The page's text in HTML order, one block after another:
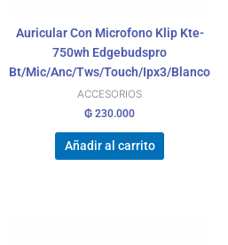
Auricular Con Microfono Klip Kte-
750wh Edgebudspro
Bt/Mic/Anc/Tws/Touch/Ipx3/Blanco
ACCESORIOS
₲ 230.000
Añadir al carrito